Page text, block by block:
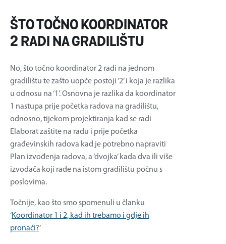
ŠTO TOČNO KOORDINATOR
2 RADI NA GRADILIŠTU
No, što točno koordinator 2 radi na jednom
gradilištu te zašto uopće postoji ‘2’ i koja je razlika
u odnosu na ‘1’. Osnovna je razlika da koordinator
1 nastupa prije početka radova na gradilištu,
odnosno, tijekom projektiranja kad se radi
Elaborat zaštite na radu i prije početka
građevinskih radova kad je potrebno napraviti
Plan izvođenja radova, a ‘dvojka’ kada dva ili više
izvođača koji rade na istom gradilištu počnu s
poslovima.
Točnije, kao što smo spomenuli u članku
‘Koordinator 1 i 2, kad ih trebamo i gdje ih
pronaći?‘